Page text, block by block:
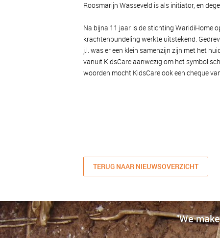
Roosmarijn Wasseveld is als initiator, en
Na bijna 11 jaar is de stichting WaridiHome
krachtenbundeling werkte uitstekend.
j.l. was er een klein samenzijn zijn met het
vanuit KidsCare aanwezig om het
woorden mocht KidsCare ook een cheque
TERUG NAAR NIEUWSOVERZICHT
"We